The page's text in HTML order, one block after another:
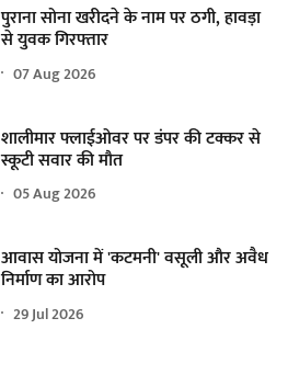
पुराना सोना खरीदने के नाम पर ठगी, हावड़ा
से युवक गिरफ्तार
07 Aug 2026
शालीमार फ्लाईओवर पर डंपर की टक्कर से
स्कूटी सवार की मौत
05 Aug 2026
आवास योजना में 'कटमनी' वसूली और अवैध
निर्माण का आरोप
29 Jul 2026